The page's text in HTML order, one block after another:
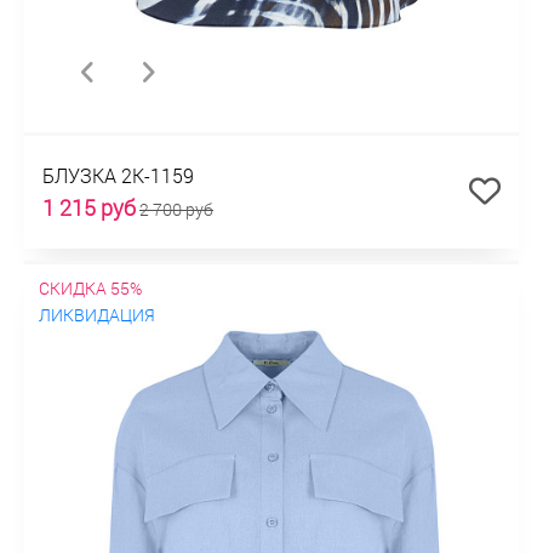
БЛУЗКА 2К-1159
1 215 руб2 700 руб
СКИДКА 55%
ЛИКВИДАЦИЯ